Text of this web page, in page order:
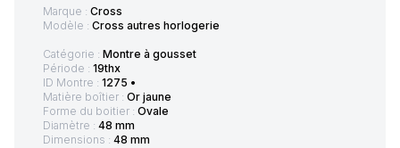
Marque : Cross
Modèle : Cross autres horlogerie
Catégorie : Montre à gousset
Période : 19thx
ID Montre : 1275 •
Matière boîtier : Or jaune
Forme du boitier : Ovale
Diamètre : 48 mm
Dimensions : 48 mm